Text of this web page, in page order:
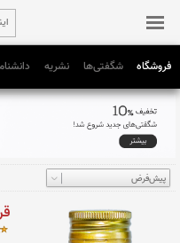
فروشگاه شگفتی‌ها نشریه